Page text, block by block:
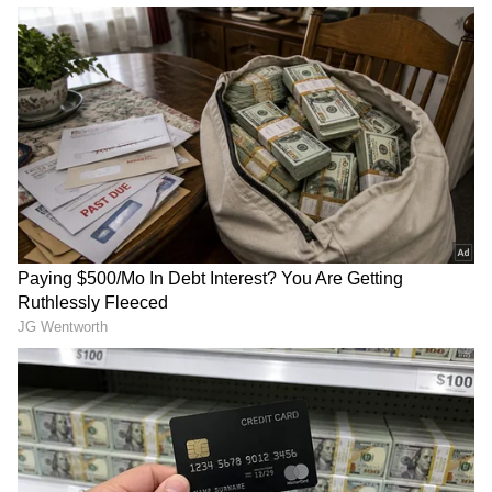
RECOMMENDED STORIES